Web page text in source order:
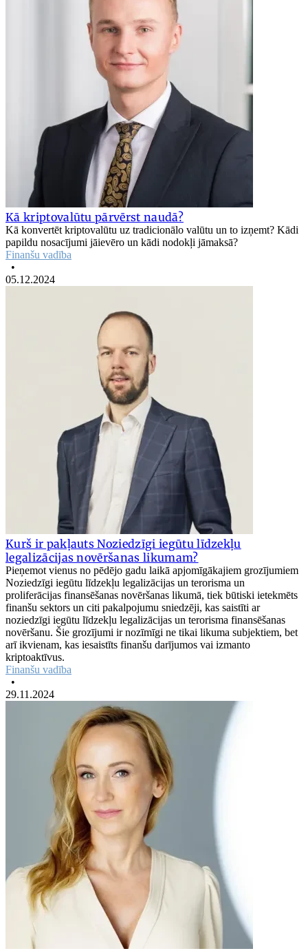
Kā kriptovalūtu pārvērst naudā?
Kā konvertēt kriptovalūtu uz tradicionālo valūtu un to izņemt? Kādi
papildu nosacījumi jāievēro un kādi nodokļi jāmaksā?
Finanšu vadība
•
05.12.2024
Kurš ir pakļauts Noziedzīgi iegūtu līdzekļu
legalizācijas novēršanas likumam?
Pieņemot vienus no pēdējo gadu laikā apjomīgākajiem grozījumiem
Noziedzīgi iegūtu līdzekļu legalizācijas un terorisma un
proliferācijas finansēšanas novēršanas likumā, tiek būtiski ietekmēts
finanšu sektors un citi pakalpojumu sniedzēji, kas saistīti ar
noziedzīgi iegūtu līdzekļu legalizācijas un terorisma finansēšanas
novēršanu. Šie grozījumi ir nozīmīgi ne tikai likuma subjektiem, bet
arī ikvienam, kas iesaistīts finanšu darījumos vai izmanto
kriptoaktīvus.
Finanšu vadība
•
29.11.2024